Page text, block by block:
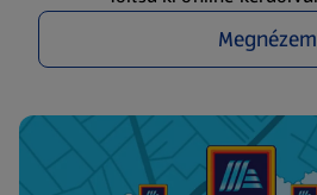
Megnézem